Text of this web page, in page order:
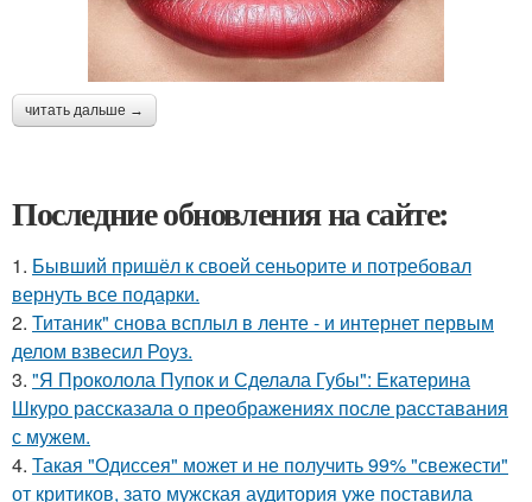
читать дальше →
Последние обновления на сайте:
1. Бывший пришёл к своей сеньорите и потребовал
вернуть все подарки.
2. Титаник" снова всплыл в ленте - и интернет первым
делом взвесил Роуз.
3. "Я Проколола Пупок и Сделала Губы": Екатерина
Шкуро рассказала о преображениях после расставания
с мужем.
4. Такая "Одиссея" может и не получить 99% "свежести"
от критиков, зато мужская аудитория уже поставила